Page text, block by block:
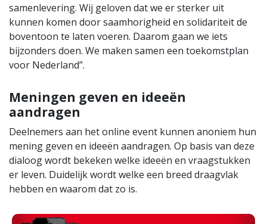
samenlevering. Wij geloven dat we er sterker uit
kunnen komen door saamhorigheid en solidariteit de
boventoon te laten voeren. Daarom gaan we iets
bijzonders doen. We maken samen een toekomstplan
voor Nederland”.
Meningen geven en ideeën
aandragen
Deelnemers aan het online event kunnen anoniem hun
mening geven en ideeën aandragen. Op basis van deze
dialoog wordt bekeken welke ideeën en vraagstukken
er leven. Duidelijk wordt welke een breed draagvlak
hebben en waarom dat zo is.